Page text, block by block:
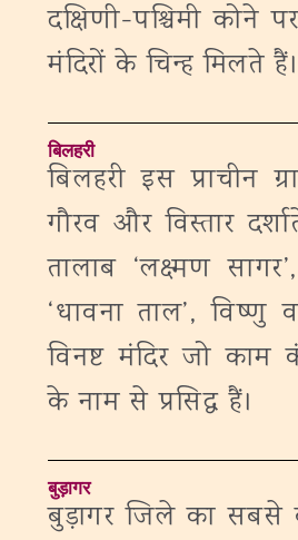
दक्षिणी-पश्चिमी कोने
मंदिरों के चिन्ह मिलते हैं।
बिलहरी
बिलहरी इस प्राचीन
गौरव और विस्तार
तालाब ‘लक्ष्मण
‘धावना ताल’, विष्णु
विनष्ट मंदिर जो
के नाम से प्रसिद्ध हैं।
बुड़ागर
बुड़ागर जिले का सबसे